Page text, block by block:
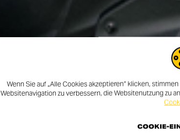
Wenn Sie auf „Alle Cookies akzeptieren“ klicken,
Websitenavigation zu verbessern, die Websitenutzung zu
COOKIE-